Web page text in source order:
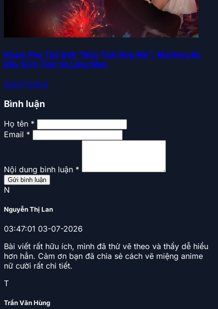
Khám Phá Thế Giới "Nửa Tỉnh Nửa Mê": Manhwa BL
Đầy Kịch Tính Và Lãng Mạn
30/07/2026
Bình luận
Họ tên *
Email *
Nội dung bình luận *
Gửi bình luận
N
Nguyễn Thị Lan
03:47:01 03-07-2026
Bài viết rất hữu ích, mình đã thử vẽ theo và thấy dễ hiểu
hơn hẳn. Cảm ơn bạn đã chia sẻ cách vẽ miệng anime
nữ cười rất chi tiết.
T
Trần Văn Hùng